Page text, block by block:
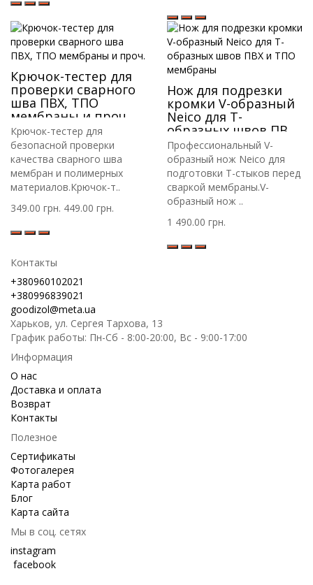
Крючок-тестер для
проверки сварного
шва ПВХ, ТПО
мембраны и проч.
Крючок-тестер для
безопасной проверки
качества сварного шва
мембран и полимерных
материалов.Крючок-т..
349.00 грн. 449.00 грн.
Нож для подрезки
кромки V-образный
Neico для Т-
образных швов ПВХ
и ТПО мембраны
Профессиональный V-
образный нож Neico для
подготовки Т-стыков перед
сваркой мембраны.V-
образный нож ..
1 490.00 грн.
Контакты
+380960102021
+380996839021
goodizol@meta.ua
Харьков, ул. Сергея Тархова, 13
График работы: Пн-Сб - 8:00-20:00, Вс - 9:00-17:00
Информация
О нас
Доставка и оплата
Возврат
Контакты
Полезное
Сертификаты
Фотогалерея
Карта работ
Блог
Карта сайта
Мы в соц. сетях
instagram
facebook